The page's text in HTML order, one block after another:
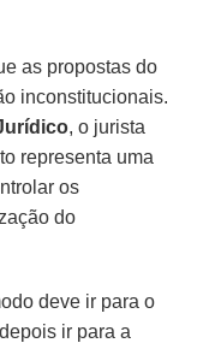
as propostas do
inconstitucionais.
, o jurista
representa uma
os
do
deve ir para o
ir para a